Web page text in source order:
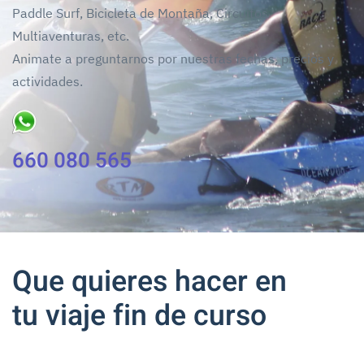
Paddle Surf, Bicicleta de Montaña, Circuitos
Multiaventuras, etc.
Animate a preguntarnos por nuestras fechas, precios y
actividades.
660 080 565
Que quieres hacer en
tu viaje fin de curso